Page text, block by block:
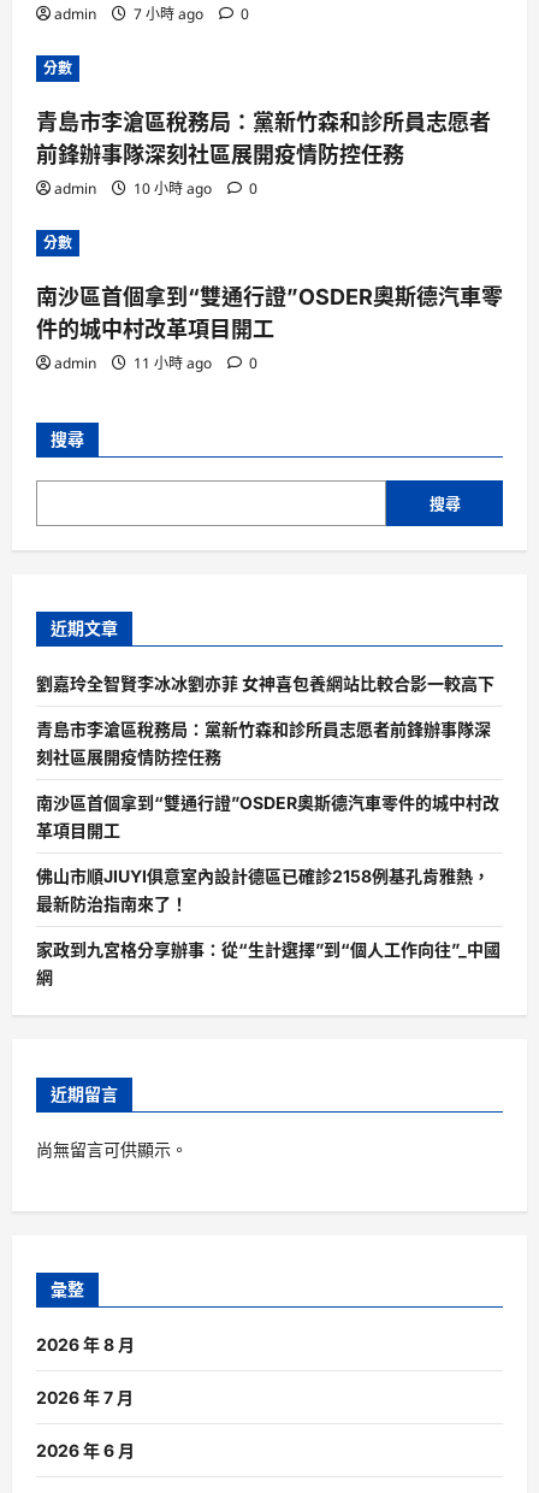
admin 7 小時 ago 0
分數
青島市李滄區稅務局：黨新竹森和診所員志愿者
前鋒辦事隊深刻社區展開疫情防控任務
admin 10 小時 ago 0
分數
南沙區首個拿到“雙通行證”OSDER奧斯德汽車零
件的城中村改革項目開工
admin 11 小時 ago 0
搜尋
搜尋
近期文章
劉嘉玲全智賢李冰冰劉亦菲 女神喜包養網站比較合影一較高下
青島市李滄區稅務局：黨新竹森和診所員志愿者前鋒辦事隊深
刻社區展開疫情防控任務
南沙區首個拿到“雙通行證”OSDER奧斯德汽車零件的城中村改
革項目開工
佛山市順JIUYI俱意室內設計德區已確診2158例基孔肯雅熱，
最新防治指南來了！
家政到九宮格分享辦事：從“生計選擇”到“個人工作向往”_中國
網
近期留言
尚無留言可供顯示。
彙整
2026 年 8 月
2026 年 7 月
2026 年 6 月